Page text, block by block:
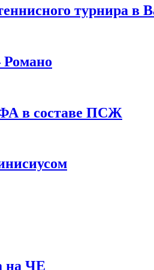
турнира в
в составе ПСЖ
на ЧЕ